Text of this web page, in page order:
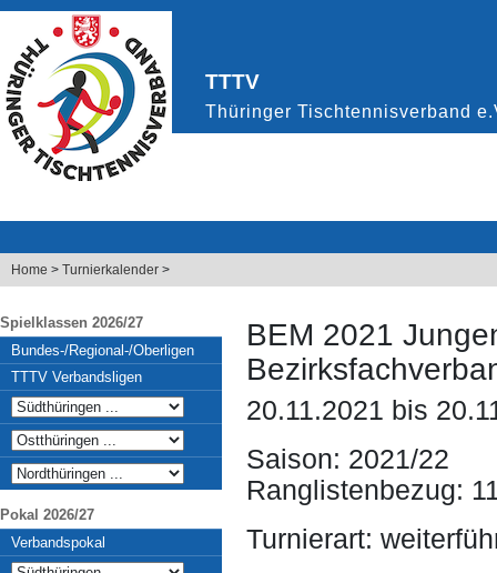
Home > Turnierkalender >
Spielklassen 2026/27
Bundes-/Regional-/Oberligen
TTTV Verbandsligen
Pokal 2026/27
Verbandspokal
BEM 2021
20.11.2021 bis
Saison: 2021/22
Ranglistenbezug:
Turnierart: